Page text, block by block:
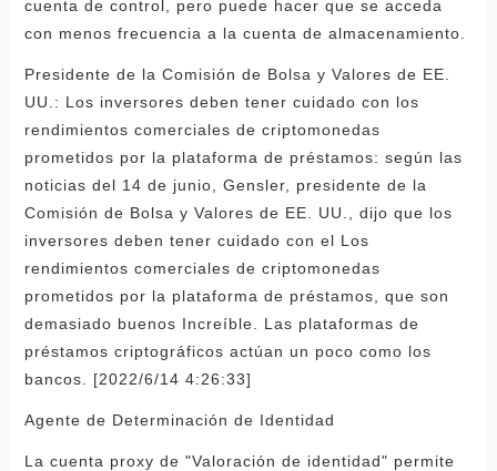
cuenta de control, pero puede hacer que se acceda
con menos frecuencia a la cuenta de almacenamiento.
Presidente de la Comisión de Bolsa y Valores de EE.
UU.: Los inversores deben tener cuidado con los
rendimientos comerciales de criptomonedas
prometidos por la plataforma de préstamos: según las
noticias del 14 de junio, Gensler, presidente de la
Comisión de Bolsa y Valores de EE. UU., dijo que los
inversores deben tener cuidado con el Los
rendimientos comerciales de criptomonedas
prometidos por la plataforma de préstamos, que son
demasiado buenos Increíble. Las plataformas de
préstamos criptográficos actúan un poco como los
bancos. [2022/6/14 4:26:33]
Agente de Determinación de Identidad
La cuenta proxy de "Valoración de identidad" permite